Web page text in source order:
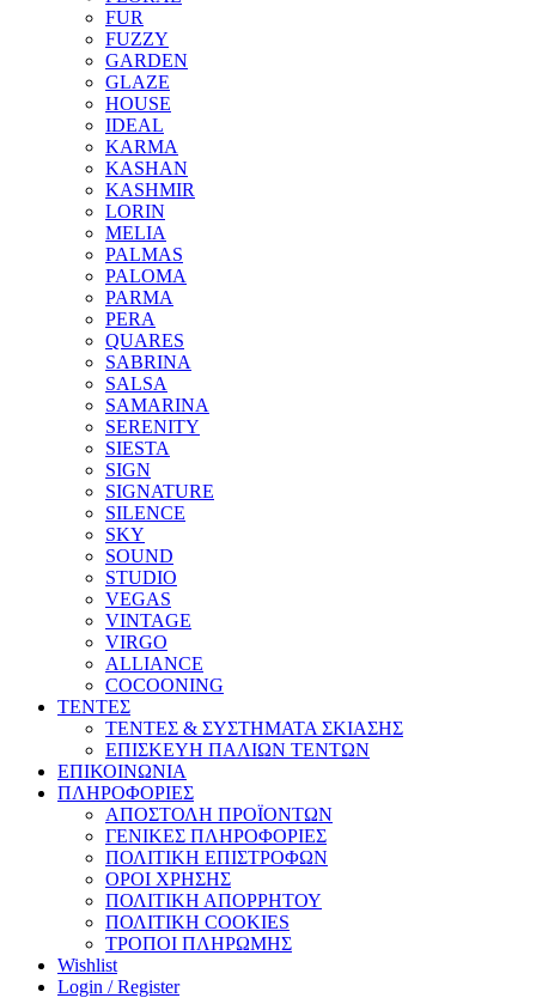
FUR
FUZZY
GARDEN
GLAZE
HOUSE
IDEAL
KARMA
KASHAN
KASHMIR
LORIN
MELIA
PALMAS
PALOMA
PARMA
PERA
QUARES
SABRINA
SALSA
SAMARINA
SERENITY
SIESTA
SIGN
SIGNATURE
SILENCE
SKY
SOUND
STUDIO
VEGAS
VINTAGE
VIRGO
ALLIANCE
COCOONING
ΤΕΝΤΕΣ
ΤΕΝΤΕΣ & ΣΥΣΤΗΜΑΤΑ ΣΚΙΑΣΗΣ
ΕΠΙΣΚΕΥΗ ΠΑΛΙΩΝ ΤΕΝΤΩΝ
ΕΠΙΚΟΙΝΩΝΙΑ
ΠΛΗΡΟΦΟΡΙΕΣ
ΑΠΟΣΤΟΛΗ ΠΡΟΪΟΝΤΩΝ
ΓΕΝΙΚΕΣ ΠΛΗΡΟΦΟΡΙΕΣ
ΠΟΛΙΤΙΚΗ ΕΠΙΣΤΡΟΦΩΝ
ΟΡΟΙ ΧΡΗΣΗΣ
ΠΟΛΙΤΙΚΗ ΑΠΟΡΡΗΤΟΥ
ΠΟΛΙΤΙΚΗ COOKIES
ΤΡΟΠΟΙ ΠΛΗΡΩΜΗΣ
Wishlist
Login / Register